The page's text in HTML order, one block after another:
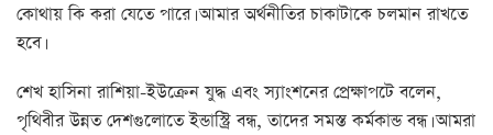
কোথায় কি করা যেতে পারে। আমার অর্থনীতির চাকাটাকে চলমান রাখতে
হবে।
শেখ হাসিনা রাশিয়া-ইউক্রেন যুদ্ধ এবং স্যাংশনের প্রেক্ষাপটে বলেন,
পৃথিবীর উন্নত দেশগুলোতে ইন্ডাস্ট্রি বন্ধ, তাদের সমস্ত কর্মকান্ড বন্ধ। আমরা